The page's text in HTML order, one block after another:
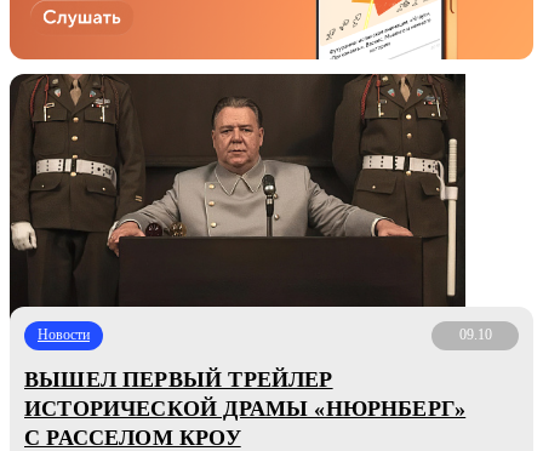
Новости 09.10
ВЫШЕЛ ПЕРВЫЙ ТРЕЙЛЕР
ИСТОРИЧЕСКОЙ ДРАМЫ «НЮРНБЕРГ»
С РАССЕЛОМ КРОУ